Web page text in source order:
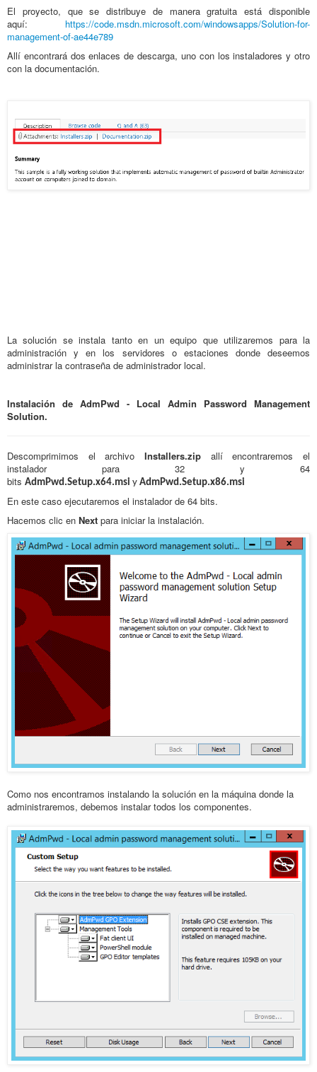
El proyecto, que se distribuye de manera gratuita está disponible
aquí: https://code.msdn.microsoft.com/windowsapps/Solution-for-
management-of-ae44e789
Allí encontrará dos enlaces de descarga, uno con los instaladores y otro
con la documentación.
La solución se instala tanto en un equipo que utilizaremos para la
administración y en los servidores o estaciones donde deseemos
administrar la contraseña de administrador local.
Instalación de AdmPwd - Local Admin Password Management
Solution.
Descomprimimos el archivo Installers.zip allí encontraremos el
instalador para 32 y 64
bits AdmPwd.Setup.x64.msi y AdmPwd.Setup.x86.msi
En este caso ejecutaremos el instalador de 64 bits.
Hacemos clic en Next para iniciar la instalación.
Como nos encontramos instalando la solución en la máquina donde la
administraremos, debemos instalar todos los componentes.